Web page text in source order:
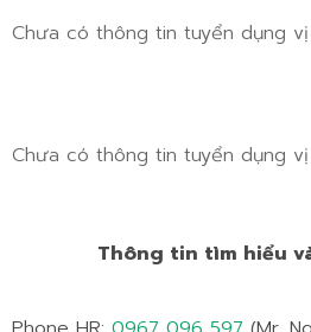
Chưa có thông tin tuyển dụng
Chưa có thông tin tuyển dụng
Thông tin tìm hiểu